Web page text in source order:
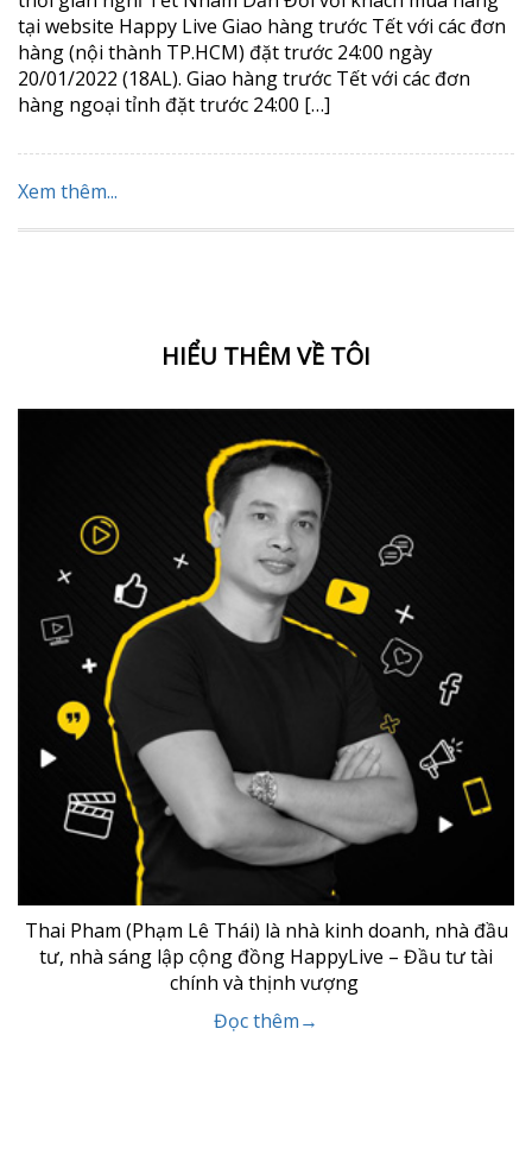
tại website Happy Live Giao hàng trước Tết với các đơn
hàng (nội thành TP.HCM) đặt trước 24:00 ngày
20/01/2022 (18AL). Giao hàng trước Tết với các đơn
hàng ngoại tỉnh đặt trước 24:00 […]
Xem thêm...
HIỂU THÊM VỀ TÔI
Thai Pham (Phạm Lê Thái) là nhà kinh doanh, nhà đầu
tư, nhà sáng lập cộng đồng HappyLive – Đầu tư tài
chính và thịnh vượng
Đọc thêm→